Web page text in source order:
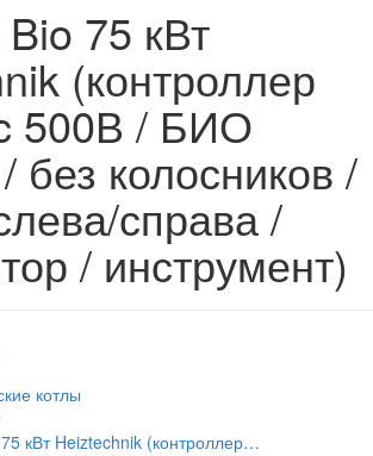
75 кВт
(контроллер
500В / БИО
без колосников /
справа /
/ инструмент)
котлы
кВт Heiztechnik (контроллер…